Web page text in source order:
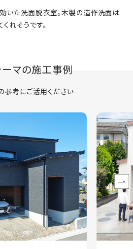
いた洗面脱衣室。木製の造作洗面は
れそうです。
マの施工事例
参考にご活用ください